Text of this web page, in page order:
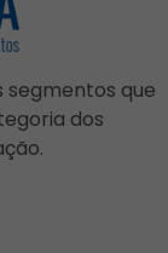
segmentos que
dos